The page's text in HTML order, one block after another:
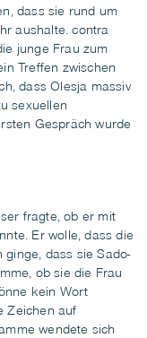
dass sie rund um
aushalte. contra
junge Frau zum
Treffen zwischen
dass Olesja massiv
sexuellen
Gespräch wurde
fragte, ob er mit
Er wolle, dass die
dass sie Sado-
ob sie die Frau
kein Wort
Zeichen auf
wendete sich